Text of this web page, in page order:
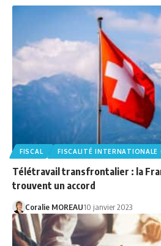
FISCAL FISCALITÉ INTERNATIONALE
Télétravail transfrontalier : la
trouvent un accord
Coralie MOREAU10 janvier 2023